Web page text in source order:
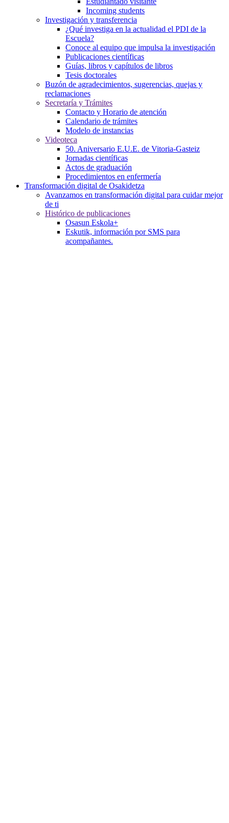
Incoming students
Investigación y transferencia
¿Qué investiga en la actualidad el PDI de la
Escuela?
Conoce al equipo que impulsa la investigación
Publicaciones científicas
Guías, libros y capítulos de libros
Tesis doctorales
Buzón de agradecimientos, sugerencias, quejas y
reclamaciones
Secretaría y Trámites
Contacto y Horario de atención
Calendario de trámites
Modelo de instancias
Videoteca
50. Aniversario E.U.E. de Vitoria-Gasteiz
Jornadas científicas
Actos de graduación
Procedimientos en enfermería
Transformación digital de Osakidetza
Avanzamos en transformación digital para cuidar mejor
de ti
Histórico de publicaciones
Osasun Eskola+
Eskutik, información por SMS para
acompañantes.